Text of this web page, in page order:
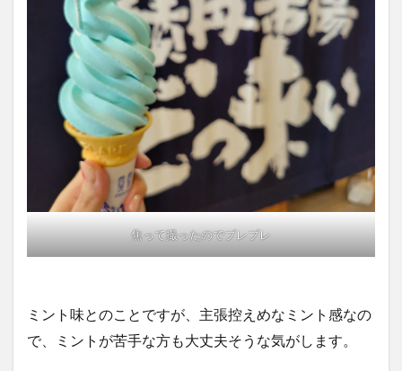
焦って撮ったのでブレブレ
ミント味とのことですが、主張控えめなミント感なの
で、ミントが苦手な方も大丈夫そうな気がします。